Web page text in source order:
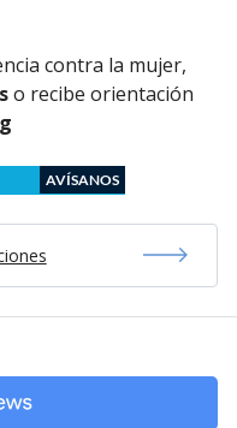
contra la mujer,
o recibe orientación
AVÍSANOS